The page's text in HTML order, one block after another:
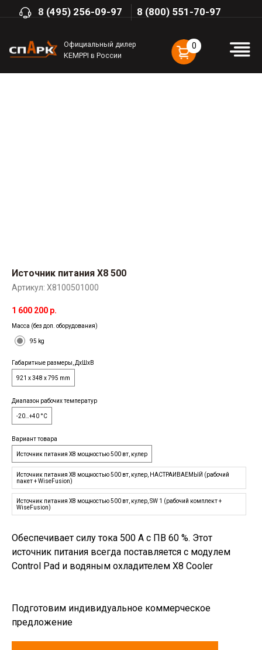
KEMPPI в России
8 (495) 256-09-97 8 (800) 551-70-97
Источник питания X8 500
Артикул: X8100501000
1 600 200 р.
Масса (без доп. оборудования)
95 kg
Габаритные размеры, ДхШхВ
921 x 348 x 795 mm
Диапазон рабочих температур
-20…+40 °C
Вариант товара
Источник питания X8 мощностью 500 вт, кулер
Источник питания X8 мощностью 500 вт, кулер, НАСТРАИВАЕМЫЙ (рабочий
пакет + WiseFusion)
Источник питания X8 мощностью 500 вт, кулер, SW 1 (рабочий комплект +
WiseFusion)
Обеспечивает силу тока 500 А с ПВ 60 %. Этот
источник питания всегда поставляется с модулем
Control Pad и водяным охладителем X8 Cooler
Подготовим индивидуальное коммерческое
предложение